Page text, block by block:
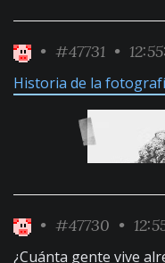
• #47731 •
Historia de la
• #47730 •
¿Cuánta gente vive